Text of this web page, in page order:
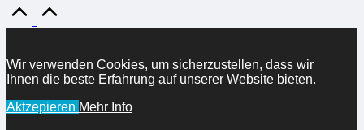
Wir verwenden Cookies, um sicherzustellen, dass wir
Ihnen die beste Erfahrung auf unserer Website bieten.
Aktzepieren Mehr Info